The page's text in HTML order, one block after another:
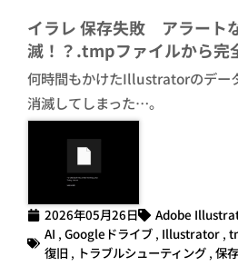
イラレ 保存失敗 アラート
滅！？.tmpファイルから完
何時間もかけたIllustratorのデー
消滅してしまった…。
2026年05月26日
Adobe
AI , Googleドライブ , Illustrator ,
復旧 , トラブルシューティング , 保